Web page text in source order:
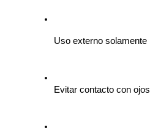
Uso externo solamente
Evitar contacto con ojos